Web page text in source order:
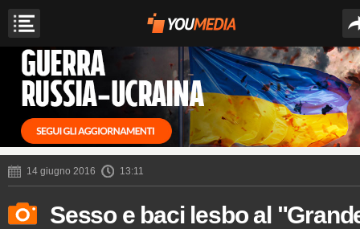
14 giugno 2016 13:11
Sesso e baci lesbo al